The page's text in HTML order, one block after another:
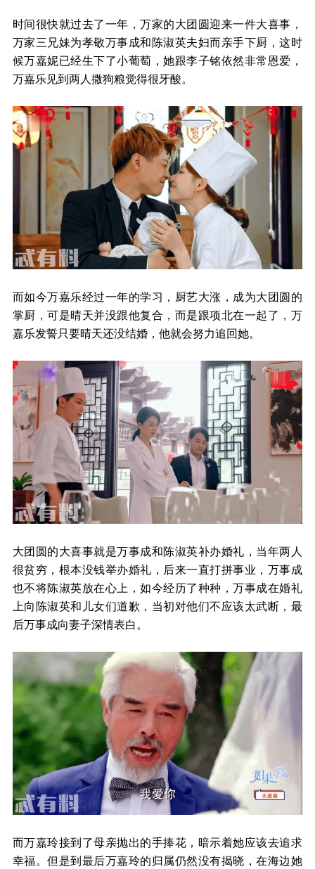
时间很快就过去了一年，万家的大团圆迎来一件大喜事，
万家三兄妹为孝敬万事成和陈淑英夫妇而亲手下厨，这时
候万嘉妮已经生下了小葡萄，她跟李子铭依然非常恩爱，
万嘉乐见到两人撒狗粮觉得很牙酸。
而如今万嘉乐经过一年的学习，厨艺大涨，成为大团圆的
掌厨，可是晴天并没跟他复合，而是跟项北在一起了，万
嘉乐发誓只要晴天还没结婚，他就会努力追回她。
大团圆的大喜事就是万事成和陈淑英补办婚礼，当年两人
很贫穷，根本没钱举办婚礼，后来一直打拼事业，万事成
也不将陈淑英放在心上，如今经历了种种，万事成在婚礼
上向陈淑英和儿女们道歉，当初对他们不应该太武断，最
后万事成向妻子深情表白。
而万嘉玲接到了母亲抛出的手捧花，暗示着她应该去追求
幸福。但是到最后万嘉玲的归属仍然没有揭晓，在海边她